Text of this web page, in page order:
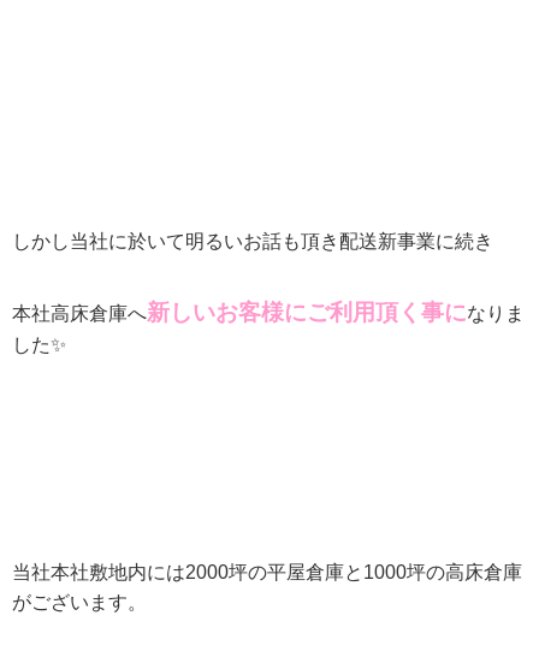
しかし当社に於いて明るいお話も頂き配送新事業に続き
本社高床倉庫へ新しいお客様にご利用頂く事になりま
した✨
当社本社敷地内には2000坪の平屋倉庫と 1000坪の高床倉庫
がございます。